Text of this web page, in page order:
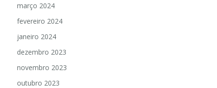
março 2024
fevereiro 2024
janeiro 2024
dezembro 2023
novembro 2023
outubro 2023